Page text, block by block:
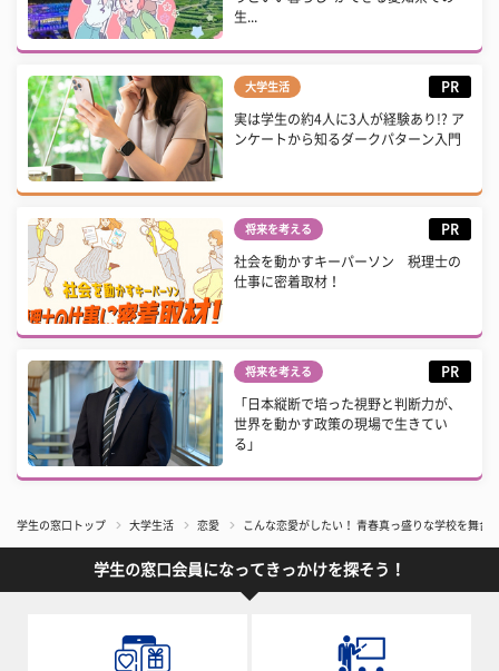
生...
大学生活 PR
実は学生の約4人に3人が経験あり!? ア
ンケートから知るダークパターン入門
将来を考える PR
社会を動かすキーパーソン 税理士の
仕事に密着取材！
将来を考える PR
「日本縦断で培った視野と判断力が、
世界を動かす政策の現場で生きてい
る」
学生の窓口トップ 大学生活 恋愛 こんな恋愛がしたい！ 青春真っ盛りな学校を舞台
学生の窓口会員になってきっかけを探そう！